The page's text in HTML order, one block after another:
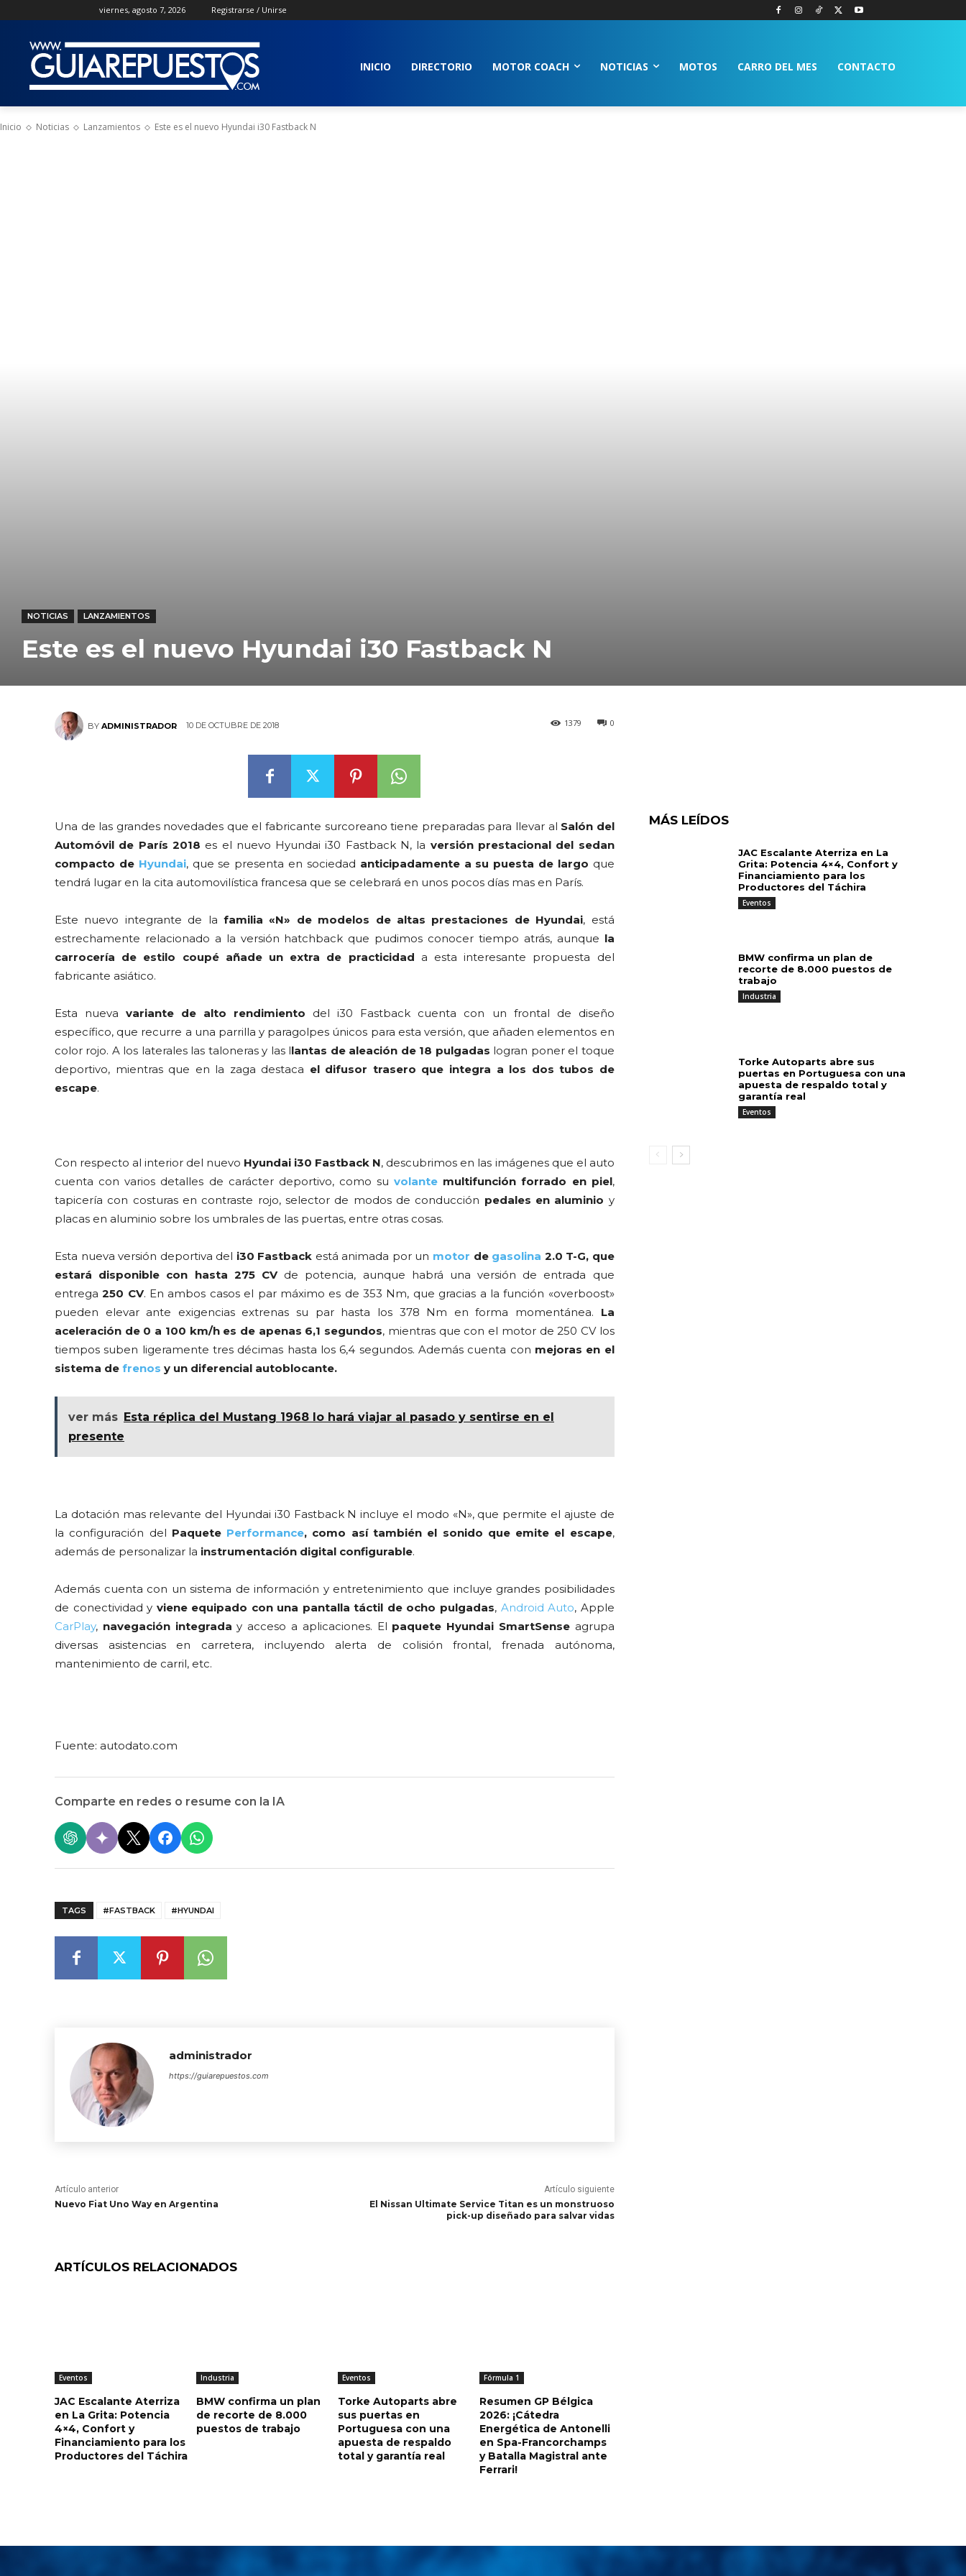
viernes, agosto 7, 2026 Registrarse / Unirse
INICIO DIRECTORIO MOTOR COACH NOTICIAS MOTOS CARRO DEL MES CONTACTO
Inicio Noticias Lanzamientos Este es el nuevo Hyundai i30 Fastback N
NOTICIAS LANZAMIENTOS
Este es el nuevo Hyundai i30 Fastback N
BY ADMINISTRADOR 10 DE OCTUBRE DE 2018 0
1379
Una de las grandes novedades que el fabricante surcoreano tiene preparadas para llevar al Salón del
Automóvil de París 2018 es el nuevo Hyundai i30 Fastback N, la versión prestacional del sedan
compacto de Hyundai, que se presenta en sociedad anticipadamente a su puesta de largo que
tendrá lugar en la cita automovilística francesa que se celebrará en unos pocos días mas en París.
Este nuevo integrante de lafamilia «N» de modelos de altas prestaciones de Hyundai, está
estrechamente relacionado a la versión hatchback que pudimos conocer tiempo atrás, aunque la
carrocería de estilo coupé añade un extra de practicidad a esta interesante propuesta del
fabricante asiático.
Esta nuevavariante de alto rendimiento del i30 Fastback cuenta con un frontal de diseño
específico, que recurre a una parrilla y paragolpes únicos para esta versión, que añaden elementos en
color rojo. A los laterales las taloneras y las llantas de aleación de 18 pulgadas logran poner el toque
deportivo, mientras que en la zaga destaca el difusor trasero que integra a los dos tubos de
escape.
Con respecto al interior del nuevo Hyundai i30 Fastback N, descubrimos en las imágenes que el auto
cuenta con varios detalles de carácter deportivo, como suvolante multifunción forrado en piel,
tapicería con costuras en contraste rojo, selector de modos de conducción pedales en aluminio y
placas en aluminio sobre los umbrales de las puertas, entre otras cosas.
Esta nueva versión deportiva del i30 Fastback está animada por un motor de gasolina 2.0 T-G, que
estará disponible con hasta 275 CVde potencia, aunque habrá una versión de entrada que
entrega250 CV. En ambos casos el par máximo es de 353 Nm, que gracias a la función «overboost»
pueden elevar ante exigencias extrenas su par hasta los 378 Nm en forma momentánea. La
aceleración de 0 a 100 km/h es de apenas 6,1 segundos, mientras que con el motor de 250 CV los
tiempos suben ligeramente tres décimas hasta los 6,4 segundos. Además cuenta con mejoras en el
sistema de frenos y un diferencial autoblocante.
ver más Esta réplica del Mustang 1968 lo hará viajar al pasado y sentirse en el
presente
La dotación mas relevante del Hyundai i30 Fastback N incluye el modo «N», que permite el ajuste de
la configuración del Paquete Performance, como así también el sonido que emite el escape,
además de personalizar la instrumentación digital configurable.
Además cuenta con un sistema de información y entretenimiento que incluye grandes posibilidades
de conectividad y viene equipado con una pantalla táctil de ocho pulgadas, Android Auto, Apple
CarPlay, navegación integrada y acceso a aplicaciones. El paquete Hyundai SmartSenseagrupa
diversas asistencias en carretera, incluyendo alerta de colisión frontal, frenada autónoma,
mantenimiento de carril, etc.
Fuente: autodato.com
Comparte en redes o resume con la IA
TAGS #FASTBACK #HYUNDAI
administrador
https://guiarepuestos.com
Artículo anterior
Nuevo Fiat Uno Way en Argentina
Artículo siguiente
El Nissan Ultimate Service Titan es un monstruoso
pick-up diseñado para salvar vidas
ARTÍCULOS RELACIONADOS
Eventos
JAC Escalante Aterriza
en La Grita: Potencia
4×4, Confort y
Financiamiento para los
Productores del Táchira
Industria
BMW confirma un plan
de recorte de 8.000
puestos de trabajo
Eventos
Torke Autoparts abre
sus puertas en
Portuguesa con una
apuesta de respaldo
total y garantía real
Fórmula 1
Resumen GP Bélgica
2026: ¡Cátedra
Energética de Antonelli
en Spa-Francorchamps
y Batalla Magistral ante
Ferrari!
MÁS LEÍDOS
JAC Escalante Aterriza en La
Grita: Potencia 4×4, Confort y
Financiamiento para los
Productores del Táchira
Eventos
BMW confirma un plan de
recorte de 8.000 puestos de
trabajo
Industria
Torke Autoparts abre sus
puertas en Portuguesa con una
apuesta de respaldo total y
garantía real
Eventos